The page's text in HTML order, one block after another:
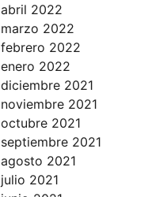
abril 2022
marzo 2022
febrero 2022
enero 2022
diciembre 2021
noviembre 2021
octubre 2021
septiembre 2021
agosto 2021
julio 2021